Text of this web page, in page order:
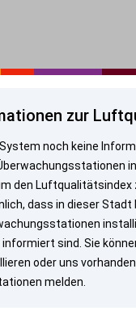
zur
noch keine
den Luftqualitätsindex
dass in dieser Stadt
sind. Sie
oder uns
melden.